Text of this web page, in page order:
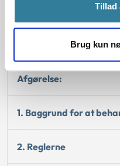
Tillad
Brug kun
Afgørelse:
1. Baggrund for at
2. Reglerne